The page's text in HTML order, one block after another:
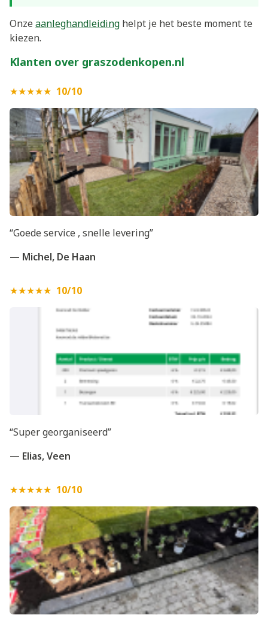
Onzeaanleghandleiding helpt je het beste moment te
kiezen.
Klanten over graszodenkopen.nl
★★★★★ 10/10
“Goede service , snelle levering”
— Michel, De Haan
★★★★★ 10/10
“Super georganiseerd”
— Elias, Veen
★★★★★ 10/10